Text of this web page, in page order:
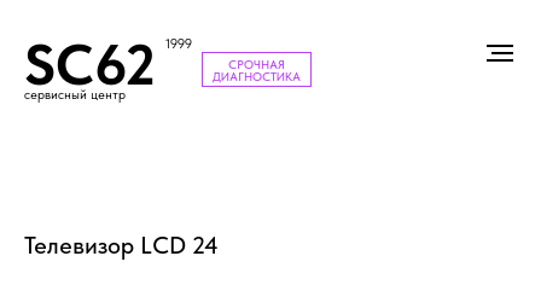
SC62 1999
сервисный центр
СРОЧНАЯ
ДИАГНОСТИКА
Телевизор LCD 24